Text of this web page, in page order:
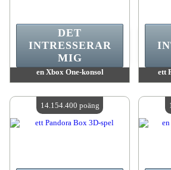
en Xbox One-konsol
Antal tillgängliga:4
DET
INTRESSERAR
MIG
ett
14.154.400 poäng